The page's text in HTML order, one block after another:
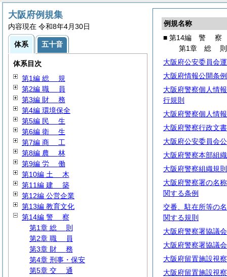
例規名称
■ 第14編 警 察
第1章 総 則
大阪府公安委員会
大阪府情報公開条
大阪府警察個人情
行規則
大阪府警察個人情
大阪府警察行政文
大阪府公安委員会
大阪府警察本部組
大阪府警察組織規則
大阪府警察署の名
関する条例
交番、駐在所等の
関する規則
大阪府警察署協議
大阪府警察署協議
大阪府留置施設視
大阪府留置施設視
大阪府例規集
内容現在 令和8年4月30日
体系 五十音
体系目次
第1編 総 規
第2編 職
員
第3編 財 務
第4編 環境保全
第5編 民 生
第6編 衛 生
第7編 商 工
第8編 農 林
第9編 労 働
第10編 土 木
第11編 建 築
第12編 公営企業
第13編 教育文化
第14編 警 察
第1章 総 則
第2章 職
員
第3章 財 務
第4章 刑事・保安
第5章 交 通